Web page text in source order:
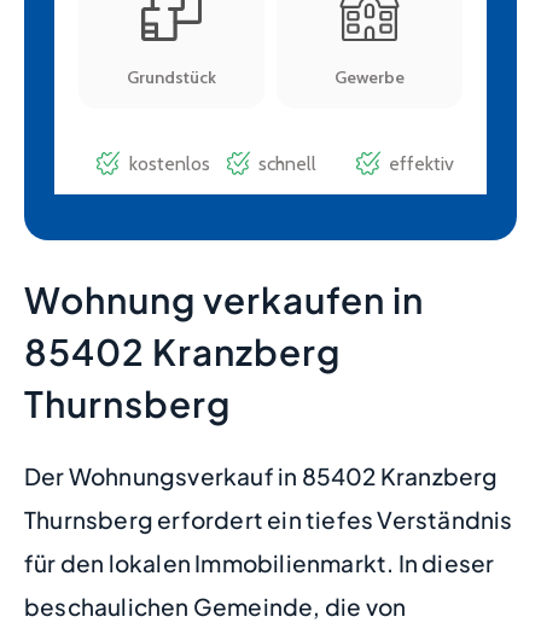
Wohnung verkaufen in
85402 Kranzberg
Thurnsberg
Der Wohnungsverkauf in 85402 Kranzberg
Thurnsberg erfordert ein tiefes Verständnis
für den lokalen Immobilienmarkt. In dieser
beschaulichen Gemeinde, die von